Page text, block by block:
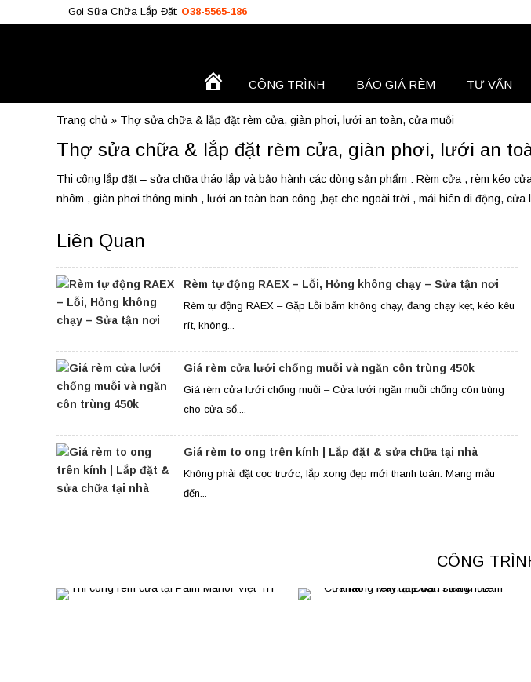
Gọi Sữa Chữa Lắp Đặt: O38-5565-186
TRANG
CHỦ
CÔNG TRÌNH BÁO GIÁ RÈM TƯ VẤN
O38.5565.186
O933.OO6.OO9
Trang chủ » Thợ sửa chữa & lắp đặt rèm cửa, giàn phơi, lưới an toàn, cửa muỗi
Thợ sửa chữa & lắp đặt rèm cửa, giàn phơi, lưới an
Thi công lắp đặt – sửa chữa tháo lắp và bảo hành các dòng sản phẩm : Rèm cửa , rèm kéo
nhôm , giàn phơi thông minh , lưới an toàn ban công ,bạt che ngoài trời , mái hiên di động, cửa
Liên Quan
Rèm tự động RAEX – Lỗi, Hỏng không chạy – Sửa tận nơi
Rèm tự động RAEX – Gặp Lỗi bấm không chạy, đang chạy kẹt, kéo kêu
rít, không...
Giá rèm cửa lưới chống muỗi và ngăn côn trùng 450k
Giá rèm cửa lưới chống muỗi – Cửa lưới ngăn muỗi chống côn trùng
cho cửa sổ,...
Giá rèm to ong trên kính | Lắp đặt & sửa chữa tại nhà
Không phải đặt cọc trước, lắp xong đẹp mới thanh toán. Mang mẫu
đến...
CÔNG